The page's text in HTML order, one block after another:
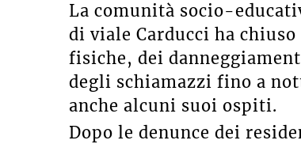
La comunità socio-
di viale Carducci ha
fisiche, dei
degli schiamazzi fino a
anche alcuni suoi ospiti.
Dopo le denunce dei